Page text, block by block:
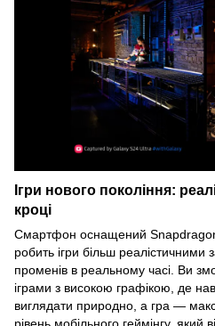
Ігри нового покоління:
кроці
Смартфон оснащений
робить ігри більш реалістичними
променів в реальному часі. Ви
іграми з високою графікою, де
виглядати природно, а гра —